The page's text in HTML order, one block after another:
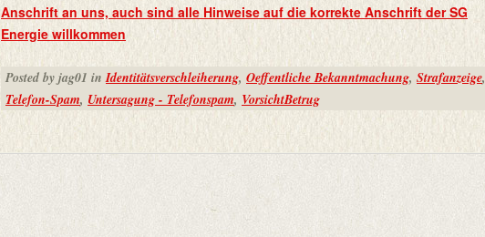
Anschrift an uns, auch sind alle Hinweise auf die korrekte Anschrift der SG
Energie willkommen
Posted by jag01 inIdentitätsverschleiherung, Oeffentliche Bekanntmachung, Strafanzeige,
Telefon-Spam, Untersagung - Telefonspam, VorsichtBetrug